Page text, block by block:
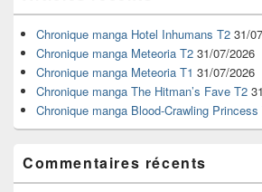
de
widget
pour
barre
latérale
Chronique manga Hotel Inhumans T2 31/
Chronique manga Meteoria T2 31/07/2026
Chronique manga Meteoria T1 31/07/2026
Chronique manga The Hitman’s Fave T2
Chronique manga Blood-Crawling Princess
Commentaires récents